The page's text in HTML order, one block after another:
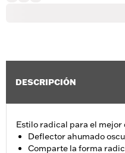
DESCRIPCIÓN
Estilo radical para el
Deflector ahumado
Comparte la forma